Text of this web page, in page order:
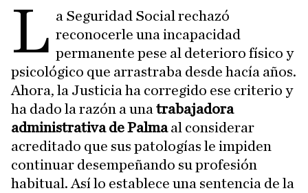
L a Seguridad Social rechazó
reconocerle una incapacidad
permanente pese al deterioro físico y
psicológico que arrastraba desde hacía años.
Ahora, la Justicia ha corregido ese criterio y
ha dado la razón a una trabajadora
administrativa de Palmaal considerar
acreditado que sus patologías le impiden
continuar desempeñando su profesión
habitual. Así lo establece una sentencia de la